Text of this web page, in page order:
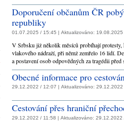
Doporučení občanům ČR
republiky
01.07.2025 / 15:45 | Aktualizováno: 19.08.2025
V Srbsku již několik měsíců probíhají
vlakového nádraží, při němž zemřelo 16 lidí.
a postavení osob odpovědných za tragédii
Obecné informace pro
29.12.2022 / 12:07 | Aktualizováno: 29.12.2022
Cestování přes hraniční
29.12.2022 / 11:58 | Aktualizováno: 29.12.2022